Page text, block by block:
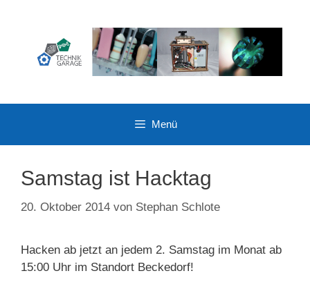
Menü
Samstag ist Hacktag
20. Oktober 2014 von Stephan Schlote
Hacken ab jetzt an jedem 2. Samstag im Monat ab
15:00 Uhr im Standort Beckedorf!